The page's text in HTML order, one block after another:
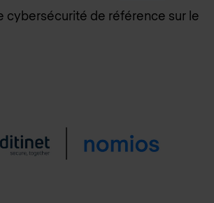
cybersécurité de référence sur le